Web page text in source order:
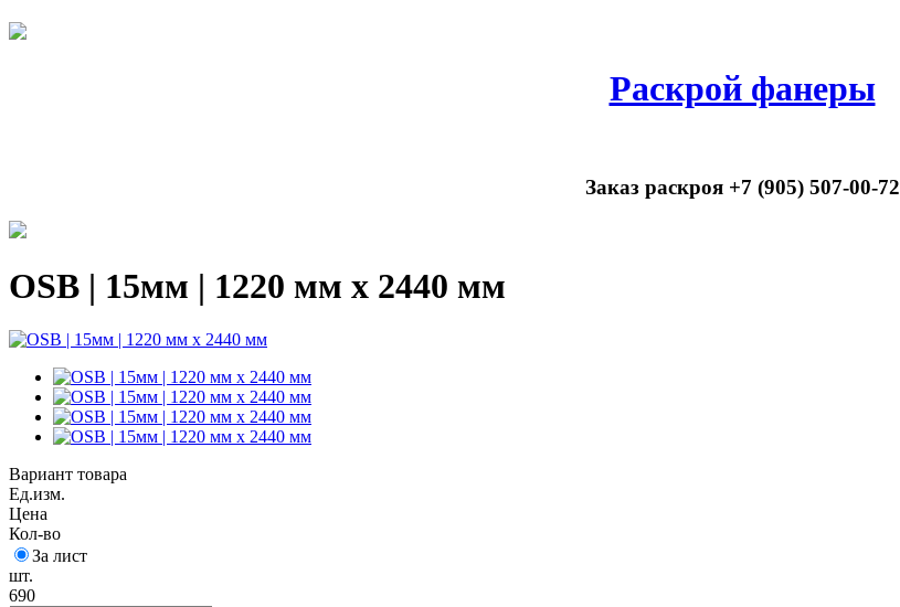
Раскрой фанеры
Заказ раскроя +7 (905) 507-00-72
OSB | 15мм | 1220 мм х 2440 мм
Вариант товара
Ед.изм.
Цена
Кол-во
За лист
шт.
690